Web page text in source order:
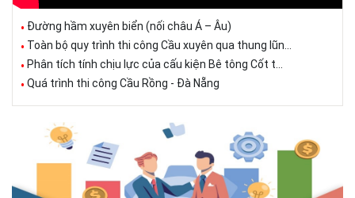
Đường hầm xuyên biển (nối châu Á – Âu)
Toàn bộ quy trình thi công Cầu xuyên qua thung lũn...
Phân tích tính chịu lực của cấu kiện Bê tông Cốt t...
Quá trình thi công Cầu Rồng - Đà Nẵng